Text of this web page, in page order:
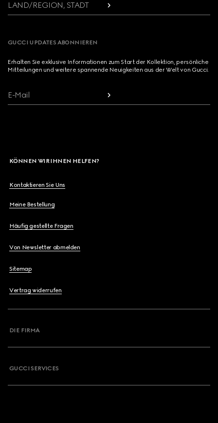
LAND/REGION, STADT
GUCCI UPDATES ABONNIEREN
Erhalten Sie exklusive Informationen zum Start der Kollektion, persönliche
Mitteilungen und weitere spannende Neuigkeiten aus der Welt von Gucci.
E-Mail
KÖNNEN WIR IHNEN HELFEN?
Kontaktieren Sie Uns
Meine Bestellung
Häufig gestellte Fragen
Von Newsletter abmelden
Sitemap
Vertrag widerrufen
DIE FIRMA
GUCCI SERVICES